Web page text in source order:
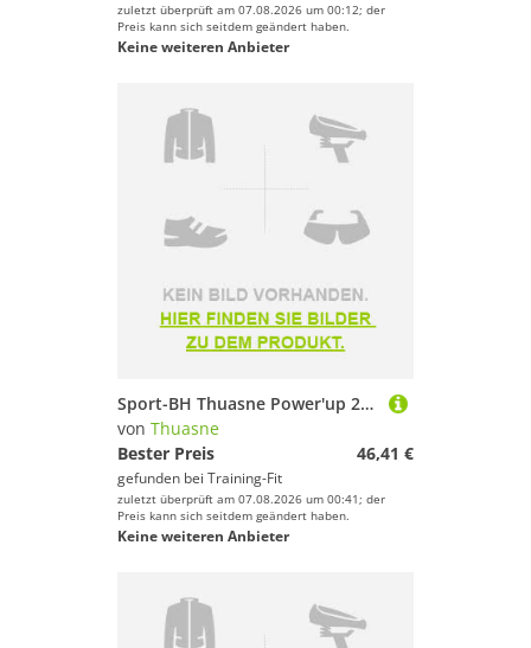
zuletzt überprüft am 07.08.2026 um 00:12; der
Preis kann sich seitdem geändert haben.
Keine weiteren Anbieter
Sport-BH Thuasne Power'up 2019
von Thuasne
Bester Preis
46,41 €
gefunden bei Training-Fit
zuletzt überprüft am 07.08.2026 um 00:41; der
Preis kann sich seitdem geändert haben.
Keine weiteren Anbieter